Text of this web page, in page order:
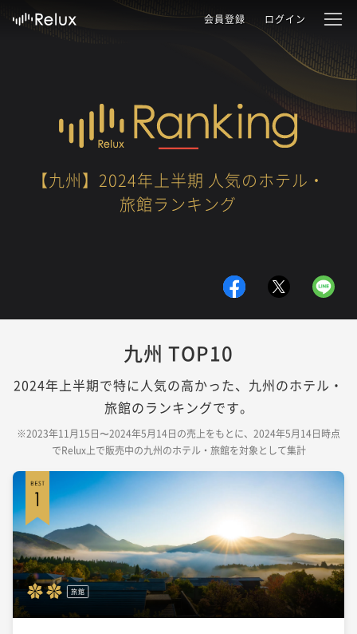
会員登録 ログイン
【九州】2024年上半期 人気のホテル・
旅館ランキング
九州 TOP10
2024年上半期で特に人気の高かった、九州のホテル・
旅館のランキングです。
※2023年11月15日〜2024年5月14日の売上をもとに、2024年5月14日時点
でRelux上で販売中の九州のホテル・旅館を対象として集計
旅館